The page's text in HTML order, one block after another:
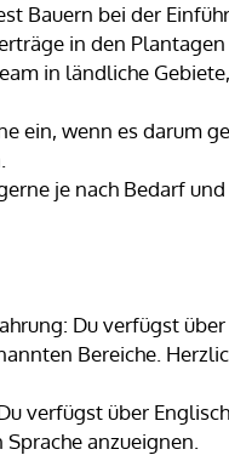
Bauern bei der
in den
in ländliche
ein, wenn es darum
je nach Bedarf
Du verfügst
Bereiche.
verfügst über
anzueignen.